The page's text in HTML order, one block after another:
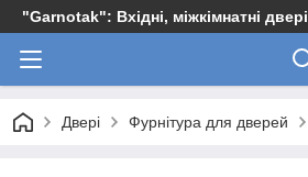
"Garnotak": Вхідні, міжкімнатні
Двері Фурнітура для дверей